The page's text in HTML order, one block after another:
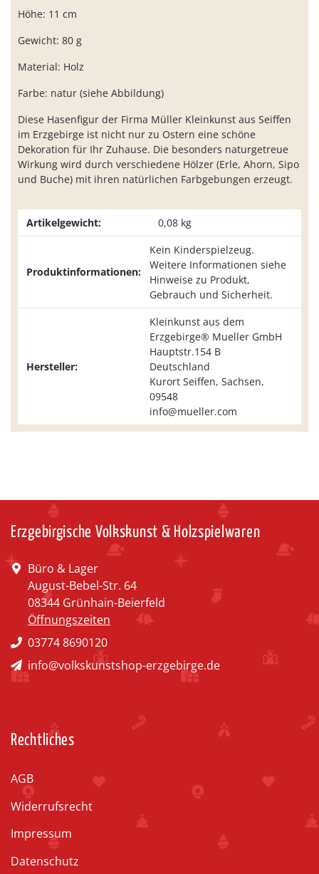
Höhe: 11 cm
Gewicht: 80 g
Material: Holz
Farbe: natur (siehe Abbildung)
Diese Hasenfigur der Firma Müller Kleinkunst aus Seiffen
im Erzgebirge ist nicht nur zu Ostern eine schöne
Dekoration für Ihr Zuhause. Die besonders naturgetreue
Wirkung wird durch verschiedene Hölzer (Erle, Ahorn, Sipo
und Buche) mit ihren natürlichen Farbgebungen erzeugt.
Artikelgewicht: 0,08 kg
Produktinformationen:
Kein Kinderspielzeug.
Weitere Informationen siehe
Hinweise zu Produkt,
Gebrauch und Sicherheit.
Hersteller:
Kleinkunst aus dem
Erzgebirge® Mueller GmbH
Hauptstr.154 B
Deutschland
Kurort Seiffen, Sachsen,
09548
info@mueller.com
Erzgebirgische Volkskunst & Holzspielwaren
Büro & Lager
August-Bebel-Str. 64
08344 Grünhain-Beierfeld
Öffnungszeiten
03774 8690120
info@volkskunstshop-erzgebirge.de
Rechtliches
AGB
Widerrufsrecht
Impressum
Datenschutz